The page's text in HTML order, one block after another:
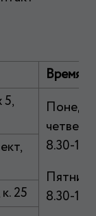
Время
5,
четверг:
8.30-
8.30-
25